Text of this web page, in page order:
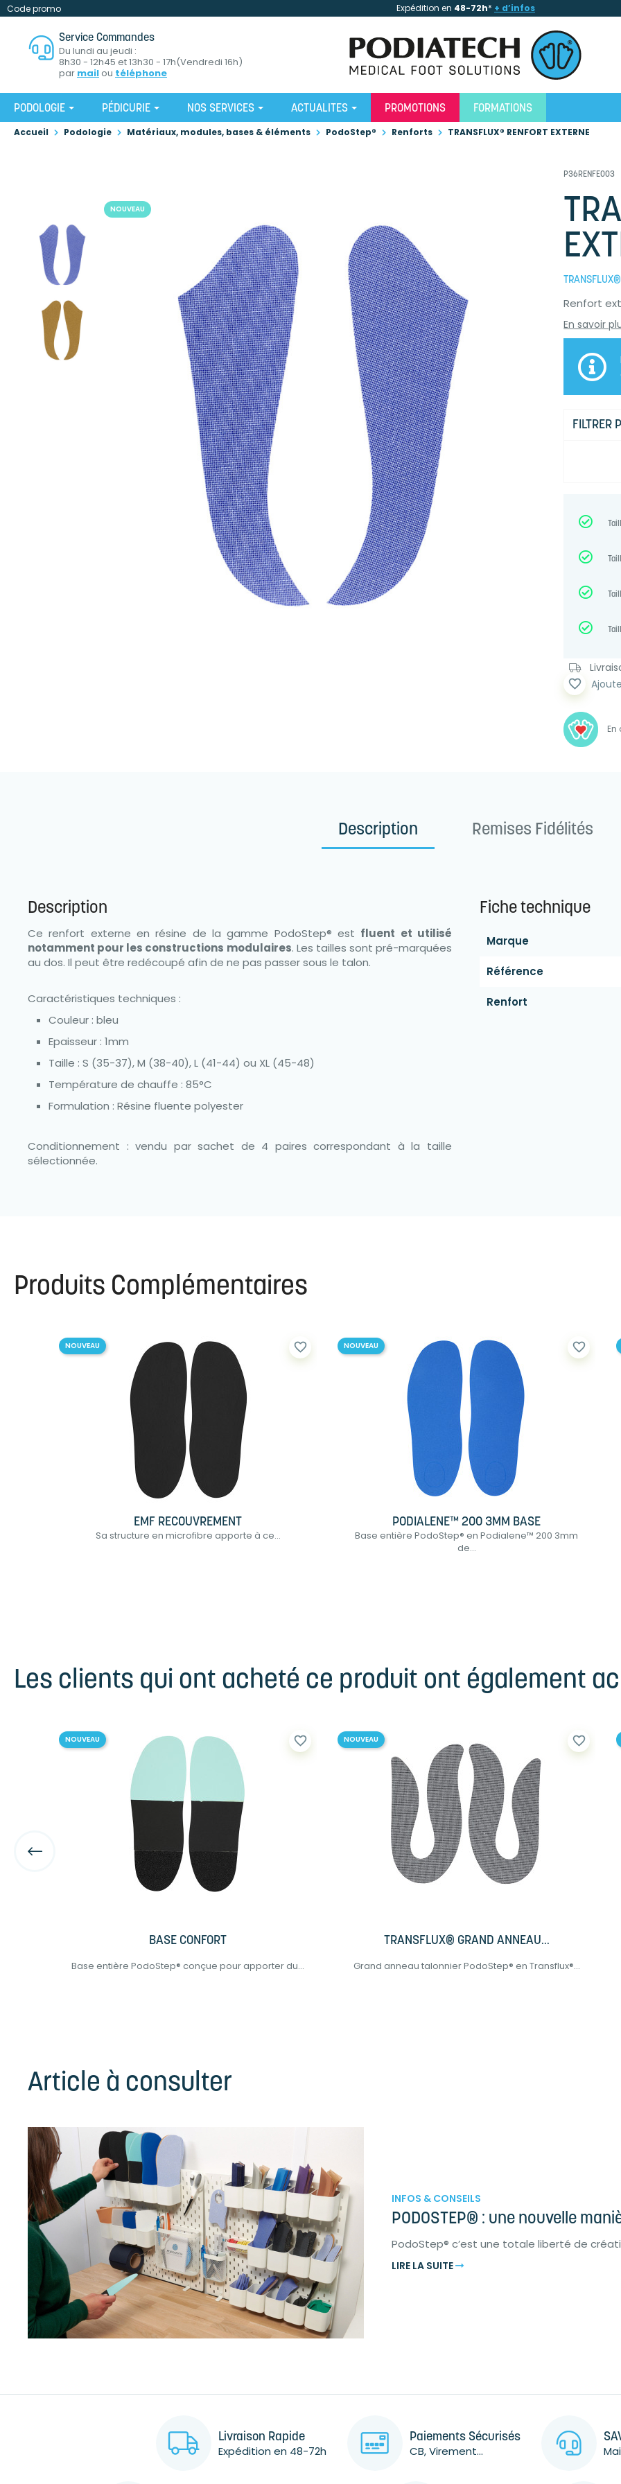
Code promo Expédition en 48-72h* + d’infos
Service Commandes
Du lundi au jeudi :
8h30 - 12h45 et 13h30 - 17h(Vendredi 16h)
par mailou téléphone
PODOLOGIE PÉDICURIE NOS SERVICES ACTUALITES PROMOTIONS FORMATIONS
Accueil Podologie Matériaux, modules, bases & éléments PodoStep® Renforts TRANSFLUX® RENFORT EXTERNE
NOUVEAU
P36RENFE003
TRANSFLUX®
Renfort
En savoir
FILTRER
favorite_border
Description Remises Fidélités
Description
Ce renfort externe en résine de la gamme PodoStep® est fluent et utilisé
notamment pour les constructions modulaires. Les tailles sont pré-marquées
au dos. Il peut être redécoupé afin de ne pas passer sous le talon.
Caractéristiques techniques :
Couleur : bleu
Epaisseur : 1mm
Taille : S (35-37), M (38-40), L (41-44) ou XL (45-48)
Température de chauffe : 85°C
Formulation : Résine fluente polyester
Conditionnement : vendu par sachet de 4 paires correspondant à la taille
sélectionnée.
Fiche technique
Marque
Référence
Renfort
Produits Complémentaires
EMF RECOUVREMENT
Sa structure en microfibre apporte à ce...
favorite_border
NOUVEAU
PODIALENE™ 200 3MM BASE
Base entière PodoStep® en Podialene™ 200 3mm
de...
favorite_border
NOUVEAU
Les clients qui ont acheté ce produit ont également
BASE CONFORT
Base entière PodoStep® conçue pour apporter du...
favorite_border
NOUVEAU
TRANSFLUX® GRAND ANNEAU...
Grand anneau talonnier PodoStep® en Transflux®...
favorite_border
NOUVEAU
Article à consulter
INFOS & CONSEILS
PODOSTEP® : une nouvelle
PodoStep® c’est une totale liberté de
LIRE LA SUITE
Livraison Rapide
Expédition en 48-72h
Paiements Sécurisés
CB, Virement...